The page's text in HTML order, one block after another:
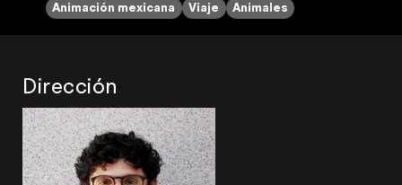
Animación mexicana
Viaje Animales
Dirección